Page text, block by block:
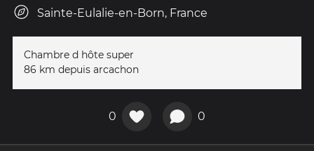
Sainte-Eulalie-en-Born, France
Chambre d hôte super
86 km depuis arcachon
0 0